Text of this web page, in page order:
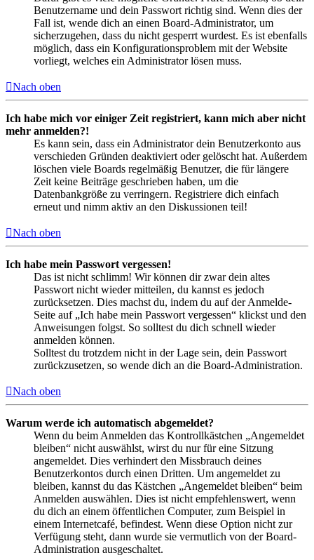
Benutzername und dein Passwort richtig sind. Wenn dies der
Fall ist, wende dich an einen Board-Administrator, um
sicherzugehen, dass du nicht gesperrt wurdest. Es ist ebenfalls
möglich, dass ein Konfigurationsproblem mit der Website
vorliegt, welches ein Administrator lösen muss.
Nach oben
Ich habe mich vor einiger Zeit registriert, kann mich aber nicht
mehr anmelden?!
Es kann sein, dass ein Administrator dein Benutzerkonto aus
verschieden Gründen deaktiviert oder gelöscht hat. Außerdem
löschen viele Boards regelmäßig Benutzer, die für längere
Zeit keine Beiträge geschrieben haben, um die
Datenbankgröße zu verringern. Registriere dich einfach
erneut und nimm aktiv an den Diskussionen teil!
Nach oben
Ich habe mein Passwort vergessen!
Das ist nicht schlimm! Wir können dir zwar dein altes
Passwort nicht wieder mitteilen, du kannst es jedoch
zurücksetzen. Dies machst du, indem du auf der Anmelde-
Seite auf „Ich habe mein Passwort vergessen“ klickst und den
Anweisungen folgst. So solltest du dich schnell wieder
anmelden können.
Solltest du trotzdem nicht in der Lage sein, dein Passwort
zurückzusetzen, so wende dich an die Board-Administration.
Nach oben
Warum werde ich automatisch abgemeldet?
Wenn du beim Anmelden das Kontrollkästchen „Angemeldet
bleiben“ nicht auswählst, wirst du nur für eine Sitzung
angemeldet. Dies verhindert den Missbrauch deines
Benutzerkontos durch einen Dritten. Um angemeldet zu
bleiben, kannst du das Kästchen „Angemeldet bleiben“ beim
Anmelden auswählen. Dies ist nicht empfehlenswert, wenn
du dich an einem öffentlichen Computer, zum Beispiel in
einem Internetcafé, befindest. Wenn diese Option nicht zur
Verfügung steht, dann wurde sie vermutlich von der Board-
Administration ausgeschaltet.